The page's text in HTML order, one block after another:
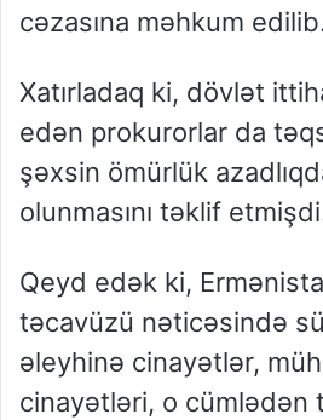
cəzasına məhkum
Xatırladaq ki, dövlət
edən prokurorlar da
şəxsin ömürlük
olunmasını təklif
Qeyd edək ki,
təcavüzü nəticəsində
əleyhinə cinayətlər,
cinayətləri, o cümlədən